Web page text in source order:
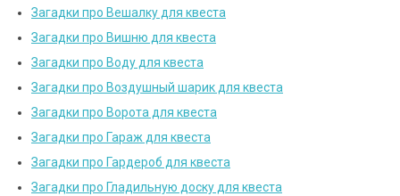
Загадки про Вешалку для квеста
Загадки про Вишню для квеста
Загадки про Воду для квеста
Загадки про Воздушный шарик для квеста
Загадки про Ворота для квеста
Загадки про Гараж для квеста
Загадки про Гардероб для квеста
Загадки про Гладильную доску для квеста